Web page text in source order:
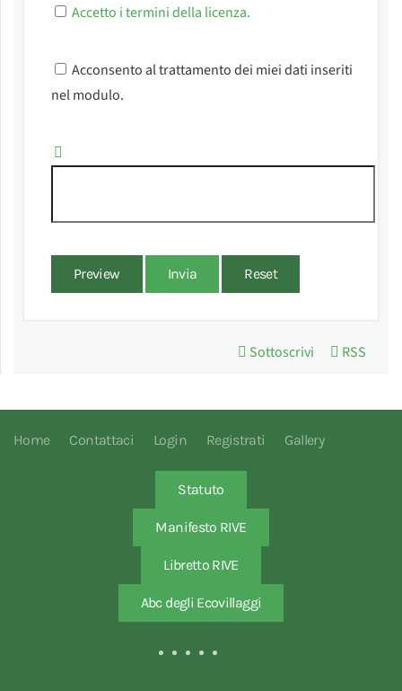
Accetto i termini della licenza.
Acconsento al trattamento dei miei dati inseriti
nel modulo.
Preview Invia Reset
Sottoscrivi RSS
Home Contattaci Login Registrati Gallery
Statuto
Manifesto RIVE
Libretto RIVE
Abc degli Ecovillaggi